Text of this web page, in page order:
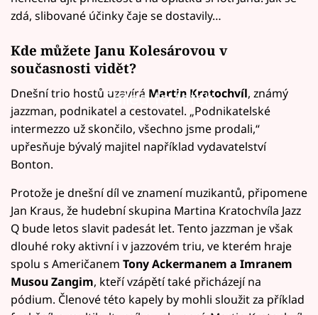
zdá, slibované účinky čaje se dostavily…
Kde můžete Janu Kolesárovou v
současnosti vidět?
Failed to fetch
Dnešní trio hostů uzavírá Martin Kratochvíl, známý
jazzman, podnikatel a cestovatel. „Podnikatelské
intermezzo už skončilo, všechno jsme prodali,“
upřesňuje bývalý majitel například vydavatelství
Bonton.
Protože je dnešní díl ve znamení muzikantů, připomene
Jan Kraus, že hudební skupina Martina Kratochvíla Jazz
Q bude letos slavit padesát let. Tento jazzman je však
dlouhé roky aktivní i v jazzovém triu, ve kterém hraje
spolu s Američanem Tony Ackermanem a Imranem
Musou Zangim, kteří vzápětí také přicházejí na
pódium. Členové této kapely by mohli sloužit za příklad